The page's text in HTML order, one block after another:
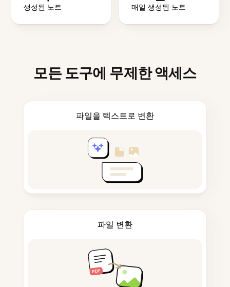
생성된 노트 매일 생성된 노트
모든 도구에 무제한 액세스
파일을 텍스트로 변환
파일 변환